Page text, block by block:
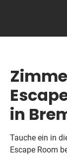
in
Tauche ein in
Escape Room